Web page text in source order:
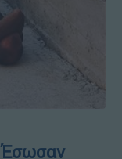
Έσωσαν